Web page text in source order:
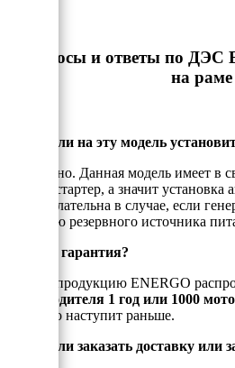
Вопросы и ответы по ДЭС
на раме
Можно ли на эту модель
Да, можно. Данная модель имеет в
электростартер, а значит
даже желательна в случае, если
функцию резервного источника
Есть ли гарантия?
На всю продукцию ENERGO
производителя 1 год или 1000
того, что наступит раньше.
Можно ли заказать доставку или